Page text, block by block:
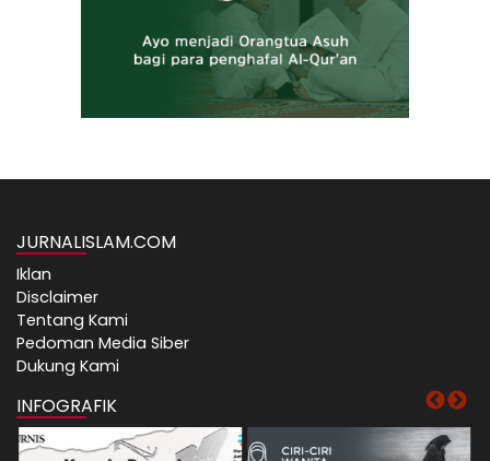
JURNALISLAM.COM
Iklan
Disclaimer
Tentang Kami
Pedoman Media Siber
Dukung Kami
INFOGRAFIK